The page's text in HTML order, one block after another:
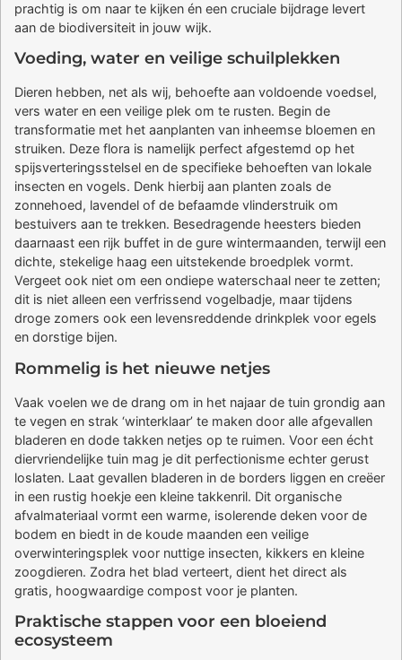
prachtig is om naar te kijken én een cruciale bijdrage levert
aan de biodiversiteit in jouw wijk.
Voeding, water en veilige schuilplekken
Dieren hebben, net als wij, behoefte aan voldoende voedsel,
vers water en een veilige plek om te rusten. Begin de
transformatie met het aanplanten van inheemse bloemen en
struiken. Deze flora is namelijk perfect afgestemd op het
spijsverteringsstelsel en de specifieke behoeften van lokale
insecten en vogels. Denk hierbij aan planten zoals de
zonnehoed, lavendel of de befaamde vlinderstruik om
bestuivers aan te trekken. Besedragende heesters bieden
daarnaast een rijk buffet in de gure wintermaanden, terwijl een
dichte, stekelige haag een uitstekende broedplek vormt.
Vergeet ook niet om een ondiepe waterschaal neer te zetten;
dit is niet alleen een verfrissend vogelbadje, maar tijdens
droge zomers ook een levensreddende drinkplek voor egels
en dorstige bijen.
Rommelig is het nieuwe netjes
Vaak voelen we de drang om in het najaar de tuin grondig aan
te vegen en strak ‘winterklaar’ te maken door alle afgevallen
bladeren en dode takken netjes op te ruimen. Voor een écht
diervriendelijke tuin mag je dit perfectionisme echter gerust
loslaten. Laat gevallen bladeren in de borders liggen en creëer
in een rustig hoekje een kleine takkenril. Dit organische
afvalmateriaal vormt een warme, isolerende deken voor de
bodem en biedt in de koude maanden een veilige
overwinteringsplek voor nuttige insecten, kikkers en kleine
zoogdieren. Zodra het blad verteert, dient het direct als
gratis, hoogwaardige compost voor je planten.
Praktische stappen voor een bloeiend
ecosysteem